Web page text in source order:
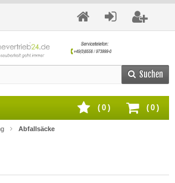
Suchen
( 0 )
( 0 )
Abfallsäcke